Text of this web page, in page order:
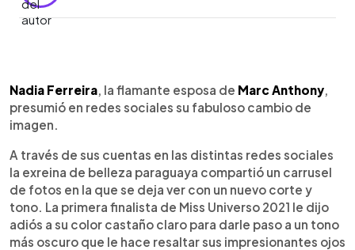
► Escuchar artículo
Nadia Ferreira , la flamante esposa de Marc Anthony
presumió en redes sociales su fabuloso cambio de
imagen.
A través de sus cuentas en las distintas redes sociales
la exreina de belleza paraguaya compartió un carrusel
de fotos en la que se deja ver con un nuevo corte y
tono. La primera finalista de Miss Universo 2021 le dijo
adiós a su color castaño claro para darle paso a un tono
más oscuro que le hace resaltar sus impresionantes ojos